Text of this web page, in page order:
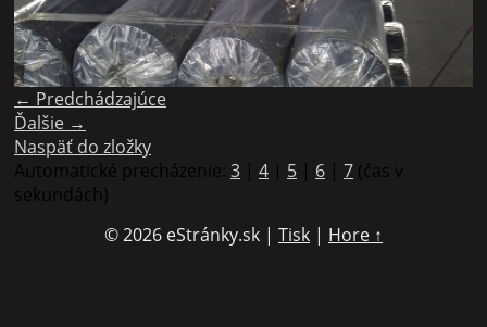
← Predchádzajúce
Ďalšie →
Naspäť do zložky
Automatické precházenie: 3 | 4 | 5 | 6 | 7 (čas v
sekundách)
© 2026 eStránky.sk | Tisk | Hore ↑